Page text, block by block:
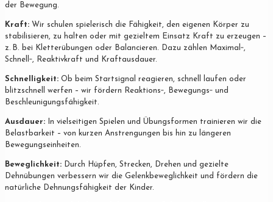
der Bewegung.
Kraft: Wir schulen spielerisch die Fähigkeit, den eigenen Körper zu
stabilisieren, zu halten oder mit gezieltem Einsatz Kraft zu erzeugen –
z. B. bei Kletterübungen oder Balancieren. Dazu zählen Maximal‐,
Schnell‐, Reaktivkraft und Kraftausdauer.
Schnelligkeit: Ob beim Startsignal reagieren, schnell laufen oder
blitzschnell werfen – wir fördern Reaktions‐, Bewegungs‐ und
Beschleunigungsfähigkeit.
Ausdauer: In vielseitigen Spielen und Übungsformen trainieren wir die
Belastbarkeit – von kurzen Anstrengungen bis hin zu längeren
Bewegungseinheiten.
Beweglichkeit: Durch Hüpfen, Strecken, Drehen und gezielte
Dehnübungen verbessern wir die Gelenkbeweglichkeit und fördern die
natürliche Dehnungsfähigkeit der Kinder.